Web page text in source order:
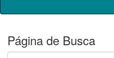
Página de Busca